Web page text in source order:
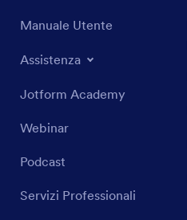
Manuale Utente
Assistenza
Jotform Academy
Webinar
Podcast
Servizi Professionali